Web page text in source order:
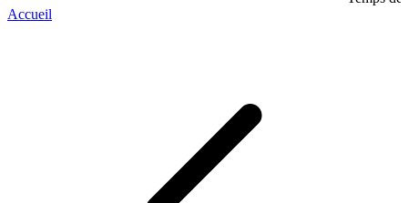
Accueil